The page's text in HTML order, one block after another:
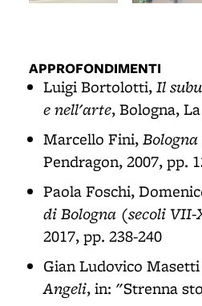
APPROFONDIMENTI
Luigi Bortolotti,Il
e nell'arte, Bologna,
Marcello Fini,
Pendragon, 2007, pp.
Paola Foschi,
di Bologna (secoli VII-
2017, pp. 238-240
Gian Ludovico
Angeli, in: "Strenna